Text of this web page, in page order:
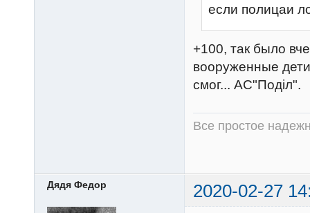
если полицаи
+100, так было
вооруженные
смог... АС"Поділ".
Все простое
Дядя Федор 2020-02-27